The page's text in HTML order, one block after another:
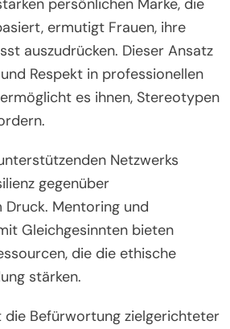
persönlichen Marke, die
ermutigt Frauen, ihre
auszudrücken. Dieser Ansatz
Respekt in professionellen
es ihnen, Stereotypen
Netzwerks
gegenüber
Mentoring und
Gleichgesinnten bieten
die die ethische
stärken.
Befürwortung zielgerichteter